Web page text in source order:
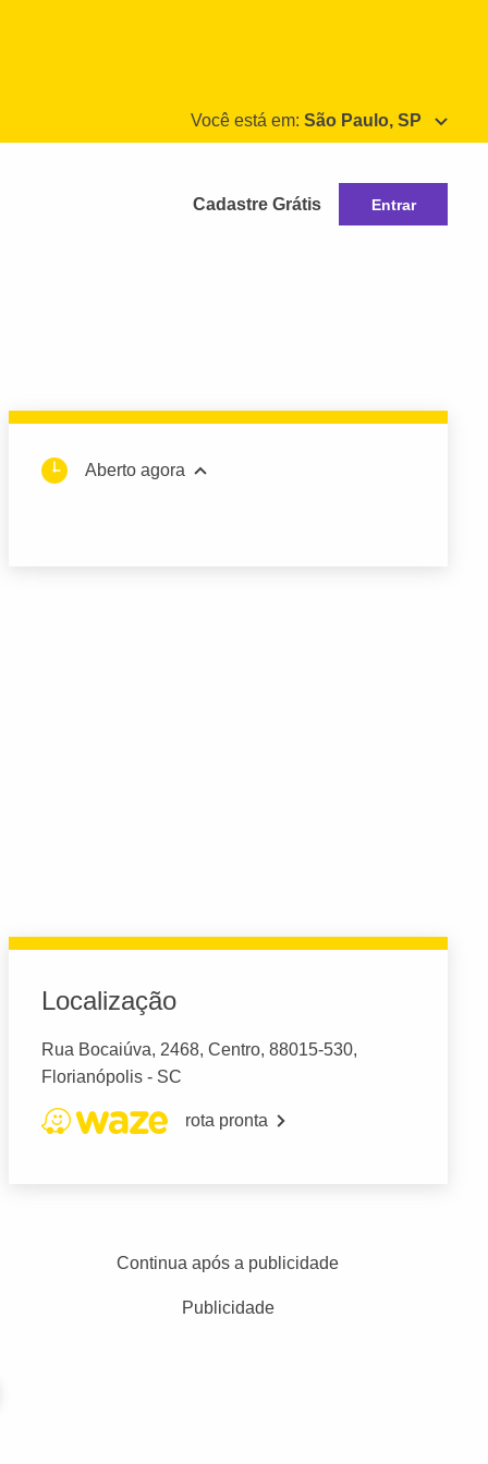
Você está em: São Paulo, SP
Cadastre Grátis Entrar
Aberto agora
Localização
Rua Bocaiúva, 2468, Centro, 88015-530,
Florianópolis - SC
rota pronta
Continua após a publicidade
Publicidade